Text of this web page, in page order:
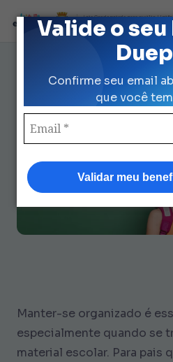
Valide o
Confirme seu email
que você
Validar meu
Loja Credenciada para auxilio
e Kit Escolar da Prefeitura de São
As melhores
papelaria
Manter-se organizado é
especialmente quando se
material escolar. Para pais